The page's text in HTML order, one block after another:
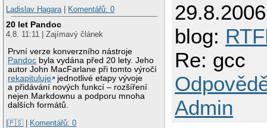
Ladislav Hagara | Komentářů: 0
20 let Pandoc
4.8. 11:11 | Zajímavý článek
První verze konverzního nástroje
Pandoc byla vydána před 20 lety. Jeho
autor John MacFarlane při tomto výročí
rekapituluje
jednotlivé etapy vývoje
a přidávání nových funkcí – rozšíření
nejen Markdownu a podporu mnoha
dalších formátů.
|🇵🇸 | Komentářů: 0
blog:
Re: gcc
Admin